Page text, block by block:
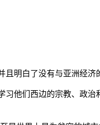
明白了没有与亚洲经济
习他们西边的宗教、政